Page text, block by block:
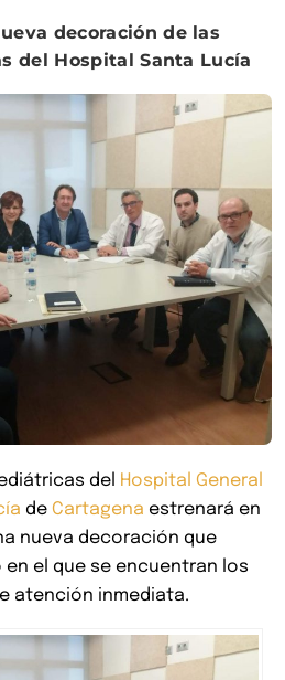
decoración de las
del Hospital Santa Lucía
del Hospital General
de Cartagena estrenará en
nueva decoración que
el que se encuentran los
atención inmediata.